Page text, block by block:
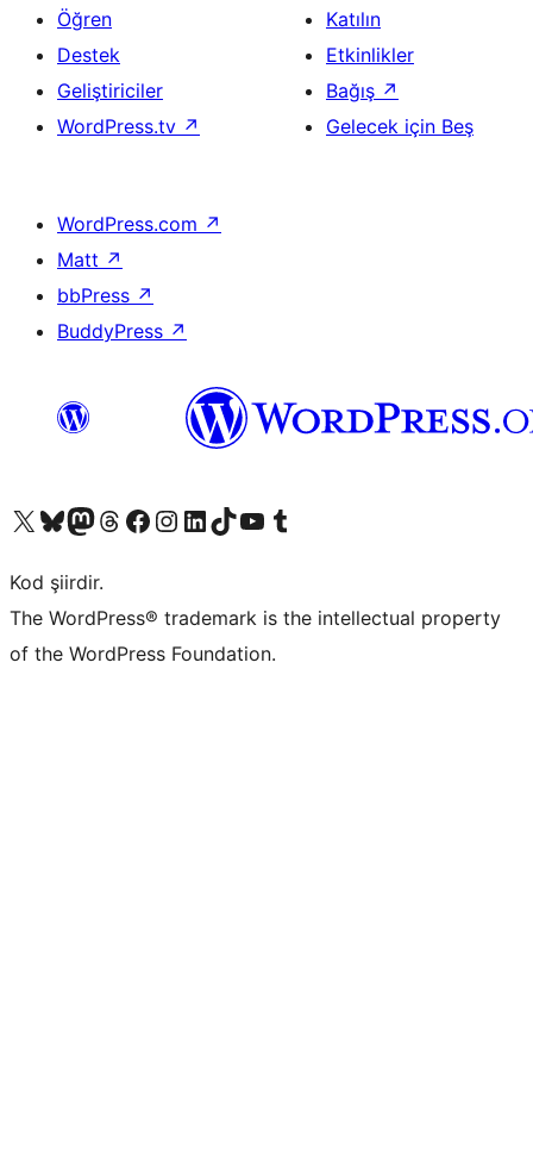
Öğren
Destek
Geliştiriciler
WordPress.tv ↗
Katılın
Etkinlikler
Bağış ↗
Gelecek için Beş
WordPress.com ↗
Matt ↗
bbPress ↗
BuddyPress ↗
X (eski Twitter) hesabımıza bakın
Bluesky hesabımızı ziyaret edinMastodon hesabımızı ziyaret edinThreads hesabımızı ziyaret edinFacebook sayfamızı ziyaret edinInstagram hesabımızı ziyaret edinLinkedIn hesabımızı ziyaret edinTikTok hesabımızı ziyaret edinYouTube kanalımızı ziyaret edinTumblr hesabımızı ziyaret edin
Kod şiirdir.
The WordPress® trademark is the intellectual property
of the WordPress Foundation.